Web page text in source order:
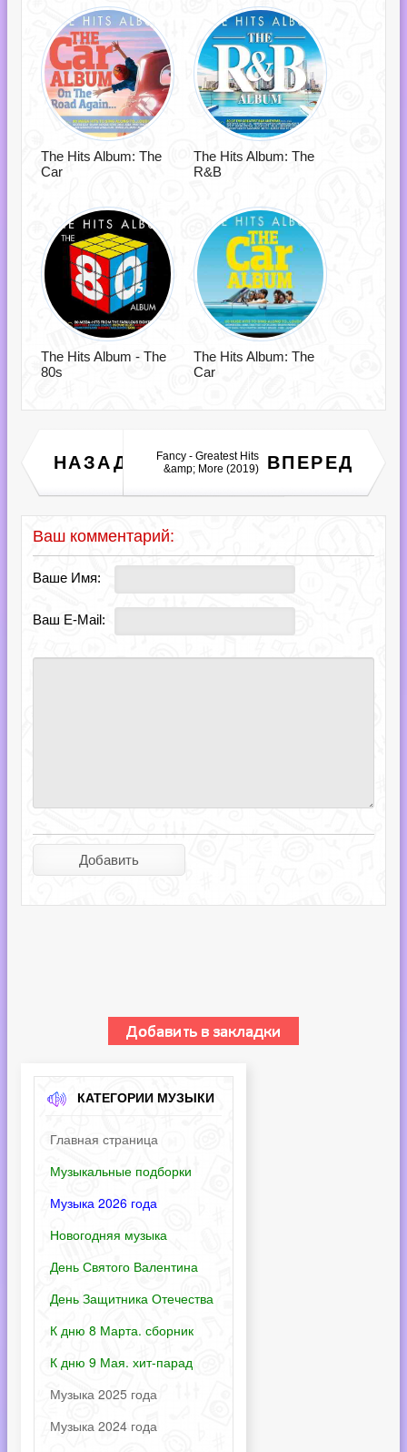
The Hits Album: The
Car
The Hits Album: The
R&B
The Hits Album - The
80s
The Hits Album: The
Car
НАЗАД
Новая Современная
Классика Выпуск 16
(2019)
ВПЕРЕД
Fancy - Greatest Hits
&amp; More (2019)
Ваш комментарий:
Ваше Имя:
Ваш E-Mail:
КАТЕГОРИИ МУЗЫКИ
Главная страница
Музыкальные подборки
Музыка 2026 года
Новогодняя музыка
День Святого Валентина
День Защитника Отечества
К дню 8 Марта. сборник
К дню 9 Мая. хит-парад
Музыка 2025 года
Музыка 2024 года